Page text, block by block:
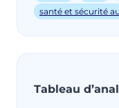
santé et sécurité
Tableau